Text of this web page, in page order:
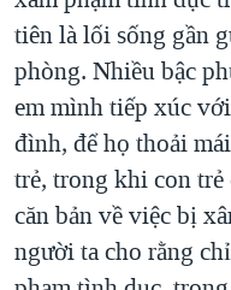
tiên là lối sống gần
phòng. Nhiều bậc
em mình tiếp xúc
đình, để họ thoải
trẻ, trong khi con
căn bản về việc bị
người ta cho rằng